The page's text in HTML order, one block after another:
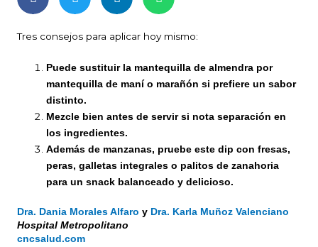
Tres consejos para aplicar hoy mismo:
Puede sustituir la mantequilla de almendra por
mantequilla de maní o marañón si prefiere un sabor
distinto.
Mezcle bien antes de servir si nota separación en
los ingredientes.
Además de manzanas, pruebe este dip con fresas,
peras, galletas integrales o palitos de zanahoria
para un snack balanceado y delicioso.
Dra. Dania Morales Alfaro y Dra. Karla Muñoz Valenciano
Hospital Metropolitano
cncsalud.com